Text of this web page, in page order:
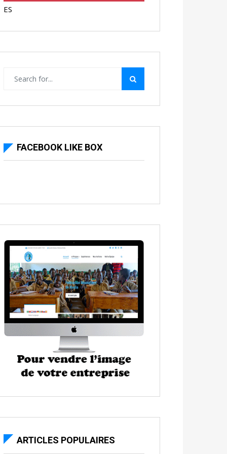
ES
FACEBOOK LIKE BOX
ARTICLES POPULAIRES